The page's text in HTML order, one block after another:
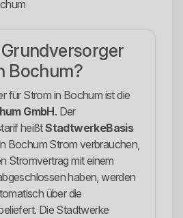
Bochum?
für Strom in Bochum ist die
GmbH. Der
heißtStadtwerkeBasis
Bochum Strom verbrauchen,
Stromvertrag mit einem
haben, werden
über die
Die Stadtwerke